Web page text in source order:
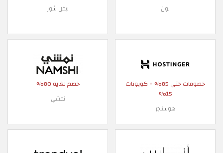
نون ليفل شوز
خصومات حتى 85% + كوبونات
15%
هوستنجر
خصم لغاية 80%
نمشي